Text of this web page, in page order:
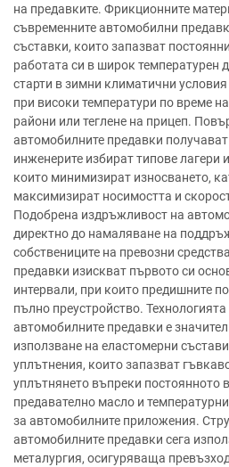
на предавките. Фрикционните
съвременните автомобилни
съставки, които запазват
работата си в широк температурен
старти в зимни климатични
при високи температури по време
райони или теглене на прицеп.
автомобилните предавки
инженерите избират типове лагери
които минимизират износването,
максимизират носимостта и
Подобрена издръжливост на
директно до намаляване на
собствениците на превозни
предавки изискват първото си
интервали, при които предишните
пълно преустройство.
автомобилните предавки е
използване на еластомерни
уплътнения, които запазват
уплътнянето въпреки постоянното
предавателно масло и
за автомобилните приложения.
автомобилните предавки сега
металургия, осигуряваща